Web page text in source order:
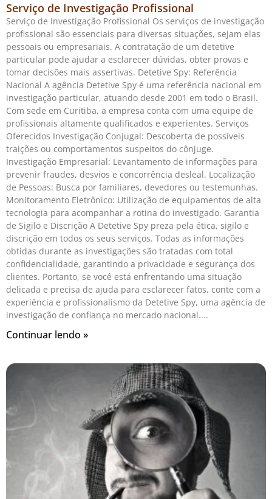
Serviço de Investigação Profissional
Serviço de Investigação Profissional Os serviços de investigação
profissional são essenciais para diversas situações, sejam elas
pessoais ou empresariais. A contratação de um detetive
particular pode ajudar a esclarecer dúvidas, obter provas e
tomar decisões mais assertivas. Detetive Spy: Referência
Nacional A agência Detetive Spy é uma referência nacional em
investigação particular, atuando desde 2001 em todo o Brasil.
Com sede em Curitiba, a empresa conta com uma equipe de
profissionais altamente qualificados e experientes. Serviços
Oferecidos Investigação Conjugal: Descoberta de possíveis
traições ou comportamentos suspeitos do cônjuge.
Investigação Empresarial: Levantamento de informações para
prevenir fraudes, desvios e concorrência desleal. Localização
de Pessoas: Busca por familiares, devedores ou testemunhas.
Monitoramento Eletrônico: Utilização de equipamentos de alta
tecnologia para acompanhar a rotina do investigado. Garantia
de Sigilo e Discrição A Detetive Spy preza pela ética, sigilo e
discrição em todos os seus serviços. Todas as informações
obtidas durante as investigações são tratadas com total
confidencialidade, garantindo a privacidade e segurança dos
clientes. Portanto, se você está enfrentando uma situação
delicada e precisa de ajuda para esclarecer fatos, conte com a
experiência e profissionalismo da Detetive Spy, uma agência de
investigação de confiança no mercado nacional.
Continuar lendo »